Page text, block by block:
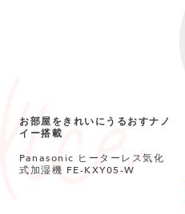
お部屋をきれいにうるおすナノ
イー搭載
Panasonic ヒーターレス気化
式加湿機 FE-KXY05-W